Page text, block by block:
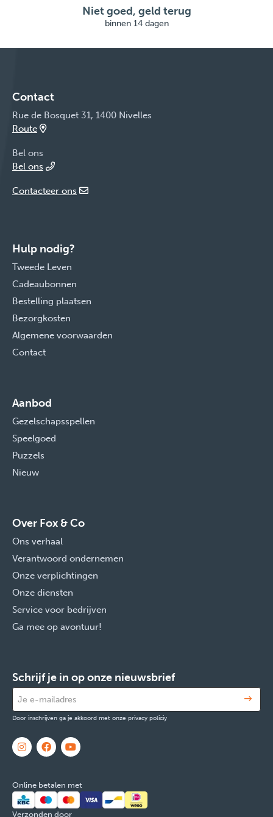
Niet goed, geld terug
binnen 14 dagen
Contact
Rue de Bosquet 31, 1400 Nivelles
Route
Bel ons
Bel ons
Contacteer ons
Hulp nodig?
Tweede Leven
Cadeaubonnen
Bestelling plaatsen
Bezorgkosten
Algemene voorwaarden
Contact
Aanbod
Gezelschapsspellen
Speelgoed
Puzzels
Nieuw
Over Fox & Co
Ons verhaal
Verantwoord ondernemen
Onze verplichtingen
Onze diensten
Service voor bedrijven
Ga mee op avontuur!
Schrijf je in op onze nieuwsbrief
Door inschrijven ga je akkoord met onze privacy policiy
Online betalen met
Verzonden door